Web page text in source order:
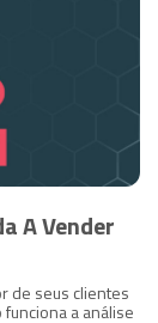
A Vender
de seus clientes
a análise